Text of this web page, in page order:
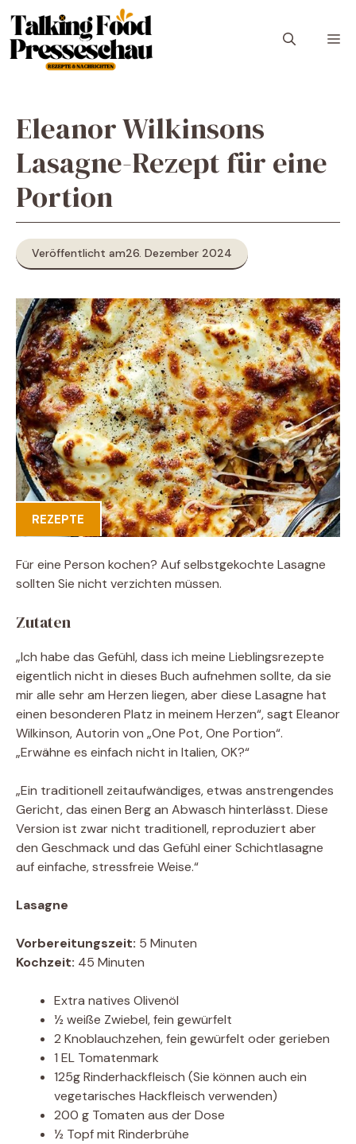
Inhalt
springen
Eleanor Wilkinsons
Lasagne-Rezept für eine
Portion
Veröffentlicht am26. Dezember 2024
REZEPTE
Für eine Person kochen? Auf selbstgekochte Lasagne
sollten Sie nicht verzichten müssen.
Zutaten
„Ich habe das Gefühl, dass ich meine Lieblingsrezepte
eigentlich nicht in dieses Buch aufnehmen sollte, da sie
mir alle sehr am Herzen liegen, aber diese Lasagne hat
einen besonderen Platz in meinem Herzen“, sagt Eleanor
Wilkinson, Autorin von „One Pot, One Portion“.
„Erwähne es einfach nicht in Italien, OK?“
„Ein traditionell zeitaufwändiges, etwas anstrengendes
Gericht, das einen Berg an Abwasch hinterlässt. Diese
Version ist zwar nicht traditionell, reproduziert aber
den Geschmack und das Gefühl einer Schichtlasagne
auf einfache, stressfreie Weise.“
Lasagne
Vorbereitungszeit: 5 Minuten
Kochzeit: 45 Minuten
Extra natives Olivenöl
½ weiße Zwiebel, fein gewürfelt
2 Knoblauchzehen, fein gewürfelt oder gerieben
1 EL Tomatenmark
125g Rinderhackfleisch (Sie können auch ein
vegetarisches Hackfleisch verwenden)
200 g Tomaten aus der Dose
½ Topf mit Rinderbrühe